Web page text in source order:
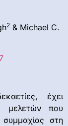
2 & Michael C.
έχει
μελετών που
στη